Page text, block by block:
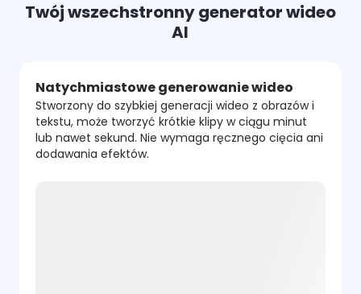
Twój wszechstronny generator wideo
AI
Natychmiastowe generowanie wideo
Stworzony do szybkiej generacji wideo z obrazów i
tekstu, może tworzyć krótkie klipy w ciągu minut
lub nawet sekund. Nie wymaga ręcznego cięcia ani
dodawania efektów.